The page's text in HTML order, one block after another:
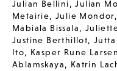
Julian Bellini,Julian
Metairie,Julie Mondor,
Mabiala Bissala,
Justine Berthillot,Jutta
Ito, Kasper Rune Larsen
Ablamskaya, Katrin